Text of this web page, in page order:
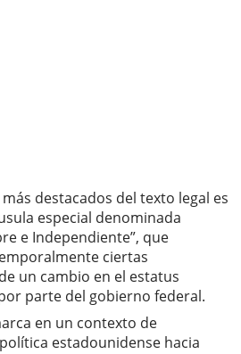
destacados del texto legal es
especial denominada
e Independiente”, que
ciertas
un cambio en el estatus
parte del gobierno federal.
en un contexto de
estadounidense hacia